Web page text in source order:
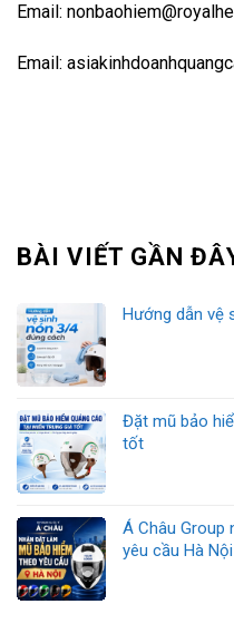
Email:
Email:
BÀI VIẾT GẦN
Hướng dẫn vệ
Đặt mũ bảo
tốt
Á Châu Group
yêu cầu Hà Nội